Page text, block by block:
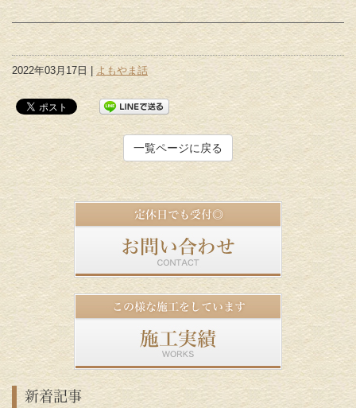
2022年03月17日 | よもやま話
一覧ページに戻る
新着記事